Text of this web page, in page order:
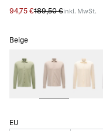
94,75 €189,50 €inkl. MwSt.
Beige
EU